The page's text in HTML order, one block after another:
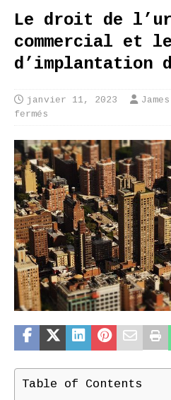
Le droit de
commercial et
d’implantation
janvier 11, 2023
fermés
Table of Contents